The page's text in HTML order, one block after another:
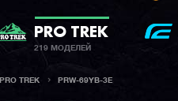
PRO TREK
219 МОДЕЛЕЙ
PRO TREK PRW-69YB-3E